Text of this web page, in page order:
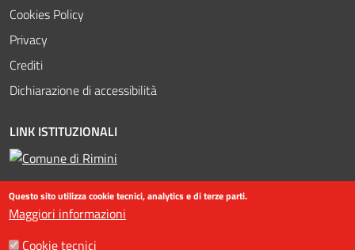
Cookies Policy
Privacy
Crediti
Dichiarazione di accessibilità
LINK ISTITUZIONALI
Questo sito utilizza cookie tecnici, analytics e di terze parti.
Maggiori informazioni
Cookie tecnici